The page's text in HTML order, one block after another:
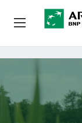
Zakelijk Leasen
Private Lease
Mobiliteit